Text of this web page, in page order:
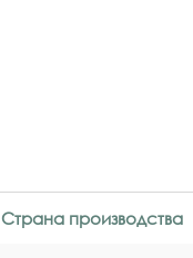
Страна производства